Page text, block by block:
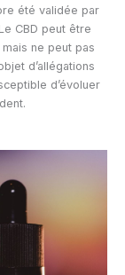
été validée par
CBD peut être
ne peut pas
d’allégations
d’évoluer